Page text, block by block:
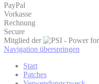
PayPal
Vorkasse
Rechnung
Secure
Mitglied der
Navigation überspringen
Start
Patches